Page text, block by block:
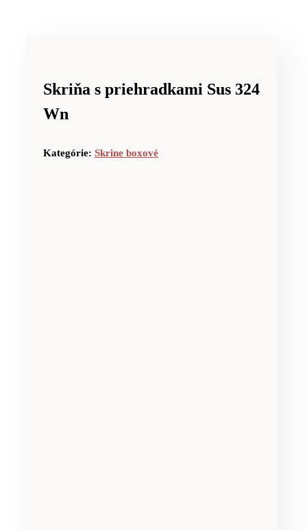
Skriňa s priehradkami Sus 324
Wn
Kategórie: Skrine boxové